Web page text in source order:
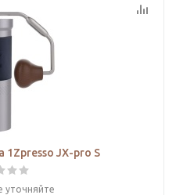
1Zpresso JX-pro S
уточняйте